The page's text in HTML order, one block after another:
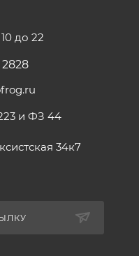
до 22
2828
и ФЗ 44
34к7